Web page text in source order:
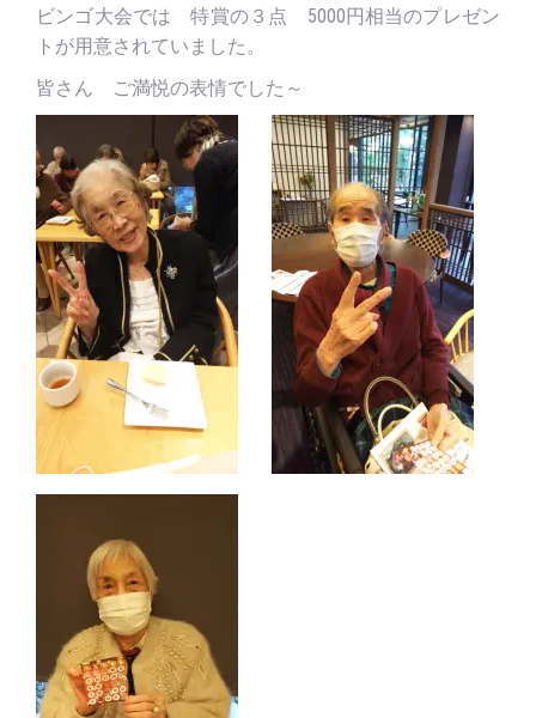
ビンゴ大会では 特賞の３点 5000円相当のプレゼン
トが用意されていました。
皆さん ご満悦の表情でした～